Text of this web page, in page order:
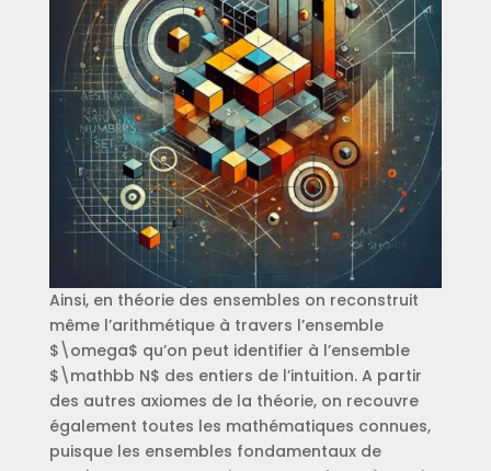
Ainsi, en théorie des ensembles on reconstruit
même l’arithmétique à travers l’ensemble
$\omega$ qu’on peut identifier à l’ensemble
$\mathbb N$ des entiers de l’intuition. A partir
des autres axiomes de la théorie, on recouvre
également toutes les mathématiques connues,
puisque les ensembles fondamentaux de